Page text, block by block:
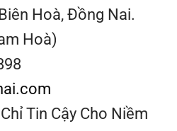
Hoà, Đồng Nai.
Hoà)
Tin Cậy Cho Niềm